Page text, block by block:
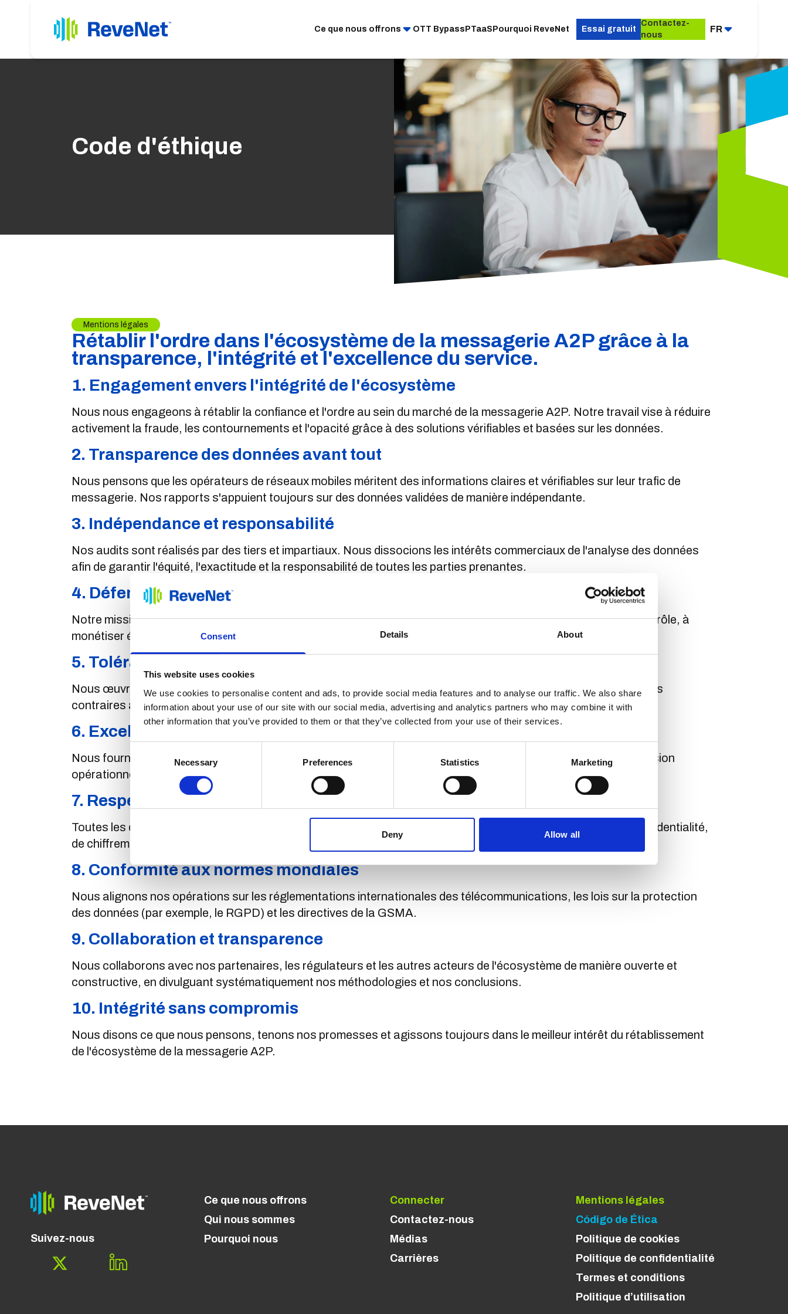
Consent Details About
This website uses cookies
We use cookies to personalise content and ads, to provide social media features and to analyse our traffic. We also share
information about your use of our site with our social media, advertising and analytics partners who may combine it with
other information that you’ve provided to them or that they’ve collected from your use of their services.
Selection
Necessary Preferences Statistics Marketing
Deny Allow all
Ce que nous offrons OTT Bypass PTaaS Pourquoi ReveNet Essai gratuit
Contactez-
nous
FR
Code d'éthique
Mentions légales
Rétablir l'ordre dans l'écosystème de la messagerie A2P grâce à la
transparence, l'intégrité et l'excellence du service.
1. Engagement envers l'intégrité de l'écosystème
Nous nous engageons à rétablir la confiance et l'ordre au sein du marché de la messagerie A2P. Notre travail vise à réduire
activement la fraude, les contournements et l'opacité grâce à des solutions vérifiables et basées sur les données.
2. Transparence des données avant tout
Nous pensons que les opérateurs de réseaux mobiles méritent des informations claires et vérifiables sur leur trafic de
messagerie. Nos rapports s'appuient toujours sur des données validées de manière indépendante.
3. Indépendance et responsabilité
Nos audits sont réalisés par des tiers et impartiaux. Nous dissocions les intérêts commerciaux de l'analyse des données
afin de garantir l'équité, l'exactitude et la responsabilité de toutes les parties prenantes.
4. Défense des intérêts des opérateurs de réseaux mobiles
Notre mission est de servir les opérateurs de réseaux mobiles. Nous défendons leur capacité à reprendre le contrôle, à
monétiser équitablement leur trafic et à protéger leurs abonnés.
5. Tolérance zéro face aux abus A2P
Nous œuvrons pour éliminer les fuites d'appels flash, le routage gris, les fermes de cartes SIM et autres pratiques
contraires à l'éthique qui compromettent les revenus légitimes de la messagerie.
6. Excellence des services gérés
Nous fournissons des services gérés sur mesure et de haute qualité, avec une réactivité, une clarté et une précision
opérationnelle dépassant les attentes du secteur.
7. Respect de la confidentialité et de la sécurité
Toutes les données partagées avec ReveNet sont protégées par les normes les plus strictes en matière de confidentialité,
de chiffrement et de conformité.
8. Conformité aux normes mondiales
Nous alignons nos opérations sur les réglementations internationales des télécommunications, les lois sur la protection
des données (par exemple, le RGPD) et les directives de la GSMA.
9. Collaboration et transparence
Nous collaborons avec nos partenaires, les régulateurs et les autres acteurs de l'écosystème de manière ouverte et
constructive, en divulguant systématiquement nos méthodologies et nos conclusions.
10. Intégrité sans compromis
Nous disons ce que nous pensons, tenons nos promesses et agissons toujours dans le meilleur intérêt du rétablissement
de l'écosystème de la messagerie A2P.
Suivez-nous
Ce que nous offrons
Qui nous sommes
Pourquoi nous
Connecter
Contactez-nous
Médias
Carrières
Mentions légales
Código de Ética
Politique de cookies
Politique de confidentialité
Termes et conditions
Politique d’utilisation